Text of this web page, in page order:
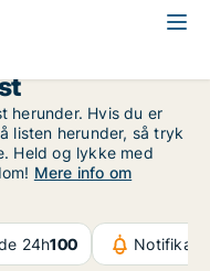
herunder. Hvis du er
listen herunder, så tryk
Held og lykke med
Mere info om
24h100